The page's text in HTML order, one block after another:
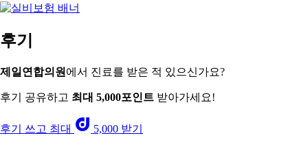
후기
제일연합의원 에서 진료를 받은 적 있으신가요?
후기 공유하고 최대 5,000포인트 받아가세요!
후기 쓰고 최대 5,000 받기